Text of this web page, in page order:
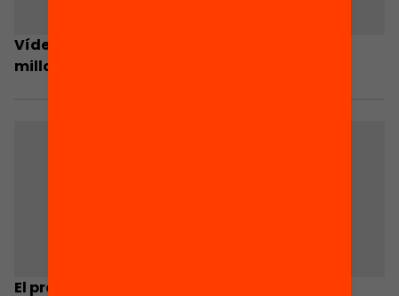
Vídeo-resum: El paper de les famílies en la
millora de l’escola i del sistema educatiu
El projecte «Famílies amb veu» comença la